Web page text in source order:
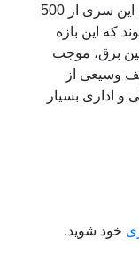
مگابایت دیگر تولید نمی‌شود. ظرفیت‌های این سری از 500
می‌شوند که این بازه
برق، موجب
وسیعی از
و اداری بسیار
خود شوید.